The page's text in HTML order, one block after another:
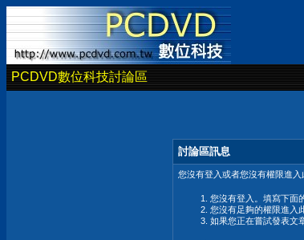
PCDVD數位科技討論區
討論區訊息
您沒有登入或者您沒有權限進
您沒有登入。填寫下面
您沒有足夠的權限進入
如果您正在嘗試發表文